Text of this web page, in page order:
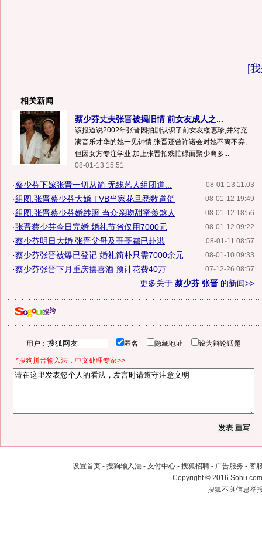
[
相关新闻
蔡少芬丈夫张晋被揭旧情 前女友成人之...
该报道说2002年张晋因拍剧认识了前女友楼惠珍,并对充
满音乐才华的她一见钟情,张晋还曾许诺会对她不离不弃,
但因女方专注学业,加上张晋拍戏忙碌而聚少离多...
08-01-13 15:51
08-01-13 11:03
·蔡少芬下嫁张晋一切从简 无线艺人组团道...
08-01-12 19:49
·组图:张晋蔡少芬大婚 TVB当家花旦悉数道贺
08-01-12 18:56
·组图:张晋蔡少芬婚纱照 当众亲吻甜蜜羡煞人
08-01-12 09:22
·张晋蔡少芬今日完婚 婚礼节省仅用7000元
08-01-11 08:57
·蔡少芬明日大婚 张晋父母及哥哥都已赴港
08-01-10 09:33
·蔡少芬张晋被爆已登记 婚礼简朴只需7000余元
07-12-26 08:57
·蔡少芬张晋下月重庆摆喜酒 预计花费40万
更多关于 蔡少芬 张晋 的新闻>>
用户： 匿名 隐藏地址 设为辩论话题
*搜狗拼音输入法，中文处理专家>>
设置首页 - 搜狗输入法 - 支付中心 - 搜狐招聘 - 广告服务 - 客
Copyright©2016
搜狐不良信息举